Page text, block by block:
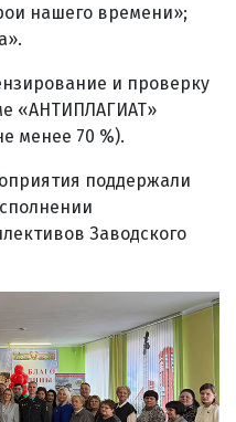
нашего времени»;
и проверку
«АНТИПЛАГИАТ»
менее 70 %).
поддержали
Заводского